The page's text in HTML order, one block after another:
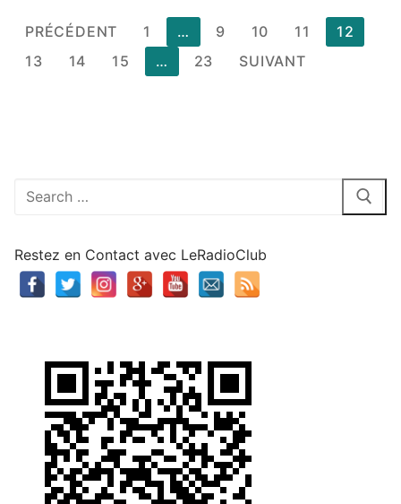
Pagination
des
PRÉCÉDENT 1 … 9 10 11
12
13
14 15 … 23 SUIVANT
Rechercher
Restez en Contact avec LeRadioClub